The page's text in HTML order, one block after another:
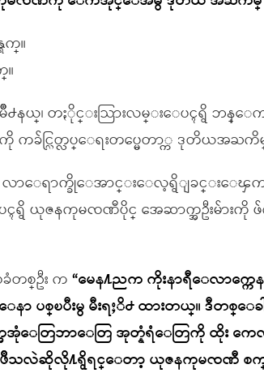
။
မိဳ႕နယ္၊ တႏိုင္းသြားလမ္းေပၚရွိ ဘန္ေ
ကခ်င္လြတ္လပ္ေရးတပ္မေတာ္က ဒုတိယအႀကိ
ားမ်ား လာေရာက္ခိုေအာင္းေလ့ရွိျခင္
ယုဇနကုမၸဏီပိုင္ အေဆာက္အဦးမ်ားကို
တစ္ဦး က “မေန႔ညက ကိုးနာရီေလာက္ကေ
ပစ္ၿပီးမွ မီးရႈိ႕ ထားတယ္။ ဒီတစ္ေ
အုံေတြဘာေတြ အုတ္နံရံေတြကို ထိုး ကေလ
လဲဆိုလို႔ရွိရင္ေတာ့ ယုဇနကုမၸဏီ စက္႐ုံ